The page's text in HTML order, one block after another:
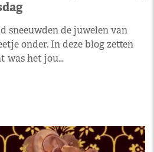
sneeuwden de juwelen van
onder. In deze blog zetten
was het jou…